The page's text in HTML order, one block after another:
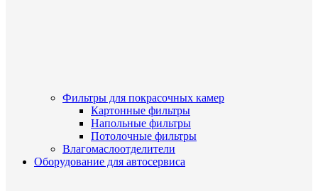
Фильтры для покрасочных камер
Картонные фильтры
Напольные фильтры
Потолочные фильтры
Влагомаслоотделители
Оборудование для автосервиса